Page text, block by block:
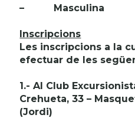
–
Masculina
Inscripcions
Les inscripcions a la
efectuar de les
1.- Al Club
Crehueta, 33 –
(Jordi)